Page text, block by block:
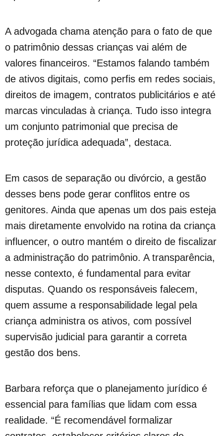
A advogada chama atenção para o fato de que
o patrimônio dessas crianças vai além de
valores financeiros. “Estamos falando também
de ativos digitais, como perfis em redes sociais,
direitos de imagem, contratos publicitários e até
marcas vinculadas à criança. Tudo isso integra
um conjunto patrimonial que precisa de
proteção jurídica adequada”, destaca.
Em casos de separação ou divórcio, a gestão
desses bens pode gerar conflitos entre os
genitores. Ainda que apenas um dos pais esteja
mais diretamente envolvido na rotina da criança
influencer, o outro mantém o direito de fiscalizar
a administração do patrimônio. A transparência,
nesse contexto, é fundamental para evitar
disputas. Quando os responsáveis falecem,
quem assume a responsabilidade legal pela
criança administra os ativos, com possível
supervisão judicial para garantir a correta
gestão dos bens.
Barbara reforça que o planejamento jurídico é
essencial para famílias que lidam com essa
realidade. “É recomendável formalizar